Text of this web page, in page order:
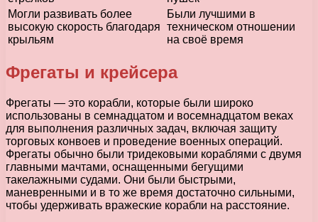
Могли развивать более
высокую скорость благодаря
крыльям
Были лучшими в
техническом отношении
на своё время
Фрегаты и крейсера
Фрегаты — это корабли, которые были широко
использованы в семнадцатом и восемнадцатом веках
для выполнения различных задач, включая защиту
торговых конвоев и проведение военных операций.
Фрегаты обычно были тридековыми кораблями с двумя
главными мачтами, оснащенными бегущими
такелажными судами. Они были быстрыми,
маневренными и в то же время достаточно сильными,
чтобы удерживать вражеские корабли на расстояние.